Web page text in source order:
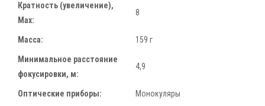
Кратность (увеличение),
Max:
8
Масса: 159 г
Минимальное расстояние
фокусировки, м:
4,9
Оптические приборы: Монокуляры